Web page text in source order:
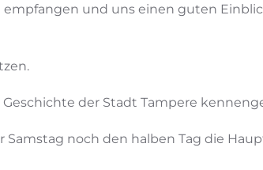
empfangen und uns einen guten
der Stadt Tampere
Samstag noch den halben Tag die